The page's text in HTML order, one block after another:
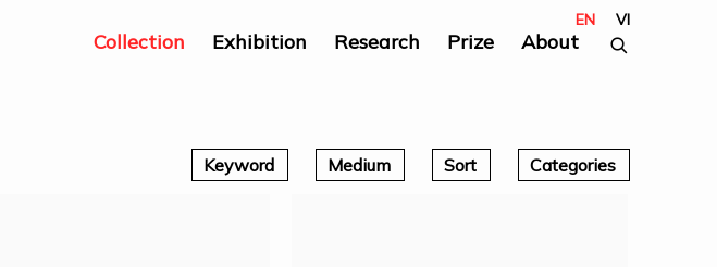
Collection Exhibition Research Prize About
EN VI
Keyword Medium Sort Categories